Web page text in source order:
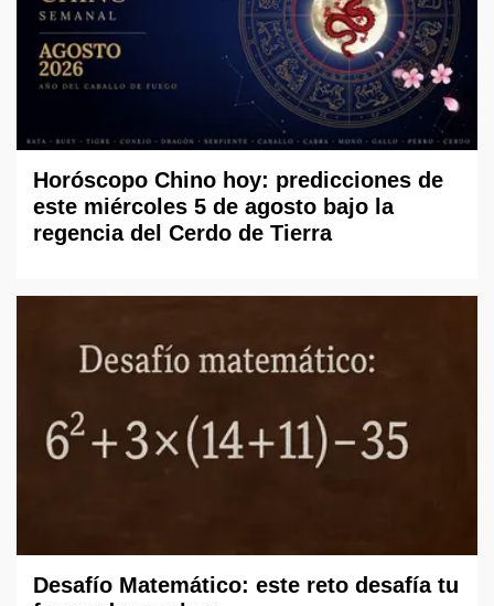
Horóscopo Chino hoy: predicciones de
este miércoles 5 de agosto bajo la
regencia del Cerdo de Tierra
Desafío Matemático: este reto desafía tu